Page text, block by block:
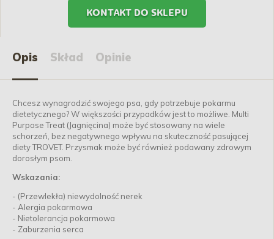
KONTAKT DO SKLEPU
Opis Skład Opinie
Chcesz wynagrodzić swojego psa, gdy potrzebuje pokarmu
dietetycznego? W większości przypadków jest to możliwe. Multi
Purpose Treat (Jagnięcina) może być stosowany na wiele
schorzeń, bez negatywnego wpływu na skuteczność pasującej
diety TROVET. Przysmak może być również podawany zdrowym
dorosłym psom.
Wskazania:
- (Przewlekła) niewydolność nerek
- Alergia pokarmowa
- Nietolerancja pokarmowa
- Zaburzenia serca